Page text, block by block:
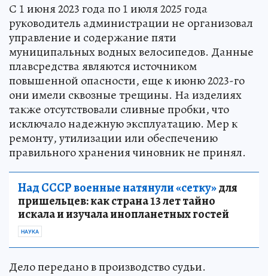
С 1 июня 2023 года по 1 июля 2025 года
руководитель администрации не организовал
управление и содержание пяти
муниципальных водных велосипедов. Данные
плавсредства являются источником
повышенной опасности, еще к июню 2023-го
они имели сквозные трещины. На изделиях
также отсутствовали сливные пробки, что
исключало надежную эксплуатацию. Мер к
ремонту, утилизации или обеспечению
правильного хранения чиновник не принял.
Над СССР военные натянули «сетку»для
пришельцев: как страна 13 лет тайно
искала и изучала инопланетных гостей
НАУКА
Дело передано в производство судьи.